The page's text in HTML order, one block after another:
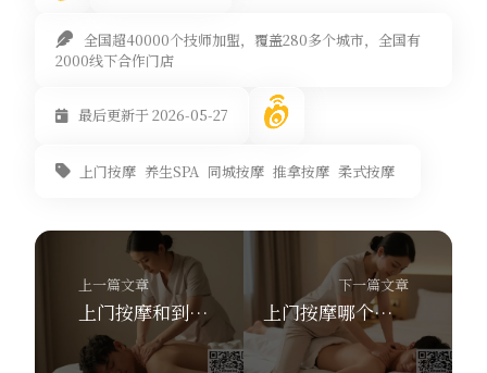
全国超40000个技师加盟，覆盖280多个城市，全国有
2000线下合作门店
最后更新于 2026-05-27
上门按摩 养生SPA 同城按摩 推拿按摩 柔式按摩
上一篇文章
上门按摩和到店按摩哪个好？舒养到家按摩30分钟上门体验
下一篇文章
上门按摩哪个平台靠谱？舒养到家按摩300元优惠券等你拿